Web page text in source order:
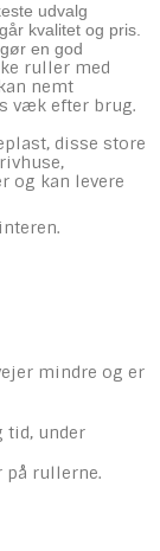
udvalg
kvalitet og pris.
en god
ruller med
nemt
væk efter brug.
disse store
og kan levere
mindre og er
tid, under
på rullerne.